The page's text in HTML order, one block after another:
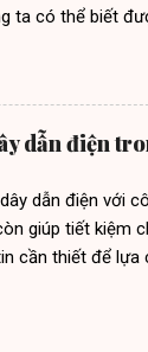
ta có thể biết
điện trong
tầng, sơ đồ
trong nhà 6
sao cho dây
hòa dùng dây
ngầm đóng các
dẫn điện
dẫn điện với
giúp tiết kiệm
cần thiết để lựa
tính toán